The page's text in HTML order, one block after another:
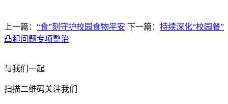
上一篇： “食”刻守护校园食物平安 下一篇： 持续深化“校园餐”
凸起问题专项整治
与我们一起
扫描二维码关注我们